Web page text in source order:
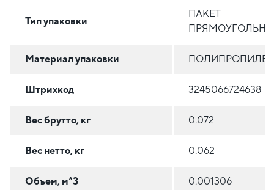
Тип упаковки
ПАКЕТ
Материал упаковки
Штрихкод 3245066724638
Вес брутто, кг 0.072
Вес нетто, кг 0.062
Объем, м^3 0.001306